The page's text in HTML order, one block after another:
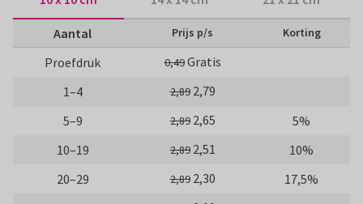
Aantal Prijs p/s Korting
Proefdruk 0,49Gratis
1–4
2,89 2,79
5–9
2,89 2,65
5%
10–19
2,89 2,51
10%
20–29
2,89 2,30
17,5%